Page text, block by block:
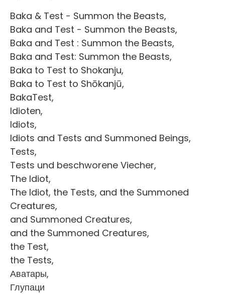
Baka & Test - Summon the Beasts,
Baka and Test - Summon the Beasts,
Baka and Test : Summon the Beasts,
Baka and Test: Summon the Beasts,
Baka to Test to Shokanju,
Baka to Test to Shōkanjū,
BakaTest,
Idioten,
Idiots,
Idiots and Tests and Summoned Beings,
Tests,
Tests und beschworene Viecher,
The Idiot,
The Idiot, the Tests, and the Summoned
Creatures,
and Summoned Creatures,
and the Summoned Creatures,
the Test,
the Tests,
Аватары,
Глупаци